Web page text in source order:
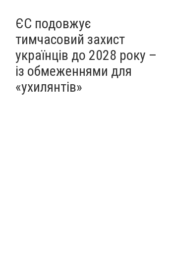
ЄС подовжує
тимчасовий захист
українців до 2028 року –
із обмеженнями для
«ухилянтів»